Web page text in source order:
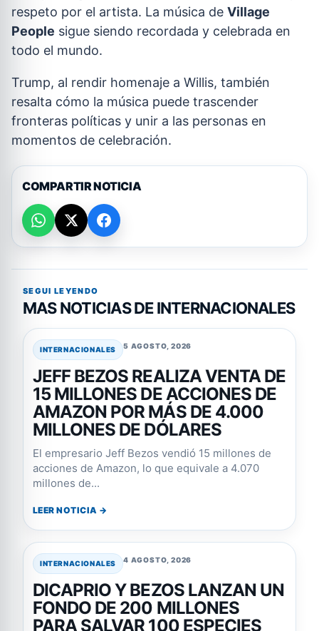
respeto por el artista. La música de Village
People sigue siendo recordada y celebrada en
todo el mundo.
Trump, al rendir homenaje a Willis, también
resalta cómo la música puede trascender
fronteras políticas y unir a las personas en
momentos de celebración.
COMPARTIR NOTICIA
SEGUI LEYENDO
MAS NOTICIAS DE INTERNACIONALES
INTERNACIONALES 5 AGOSTO, 2026
JEFF BEZOS REALIZA VENTA DE
15 MILLONES DE ACCIONES DE
AMAZON POR MÁS DE 4.000
MILLONES DE DÓLARES
El empresario Jeff Bezos vendió 15 millones de
acciones de Amazon, lo que equivale a 4.070
millones de...
LEER NOTICIA →
INTERNACIONALES 4 AGOSTO, 2026
DICAPRIO Y BEZOS LANZAN UN
FONDO DE 200 MILLONES
PARA SALVAR 100 ESPECIES